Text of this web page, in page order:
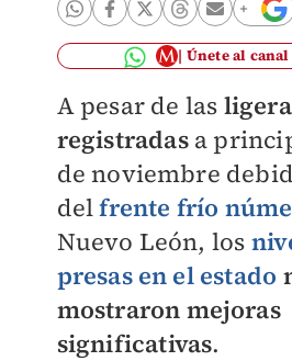
Únete al
A pesar de las
registradasa
de noviembre
delfrente frío
Nuevo León, los
presas en el estado
mostraron mejoras
significativas.